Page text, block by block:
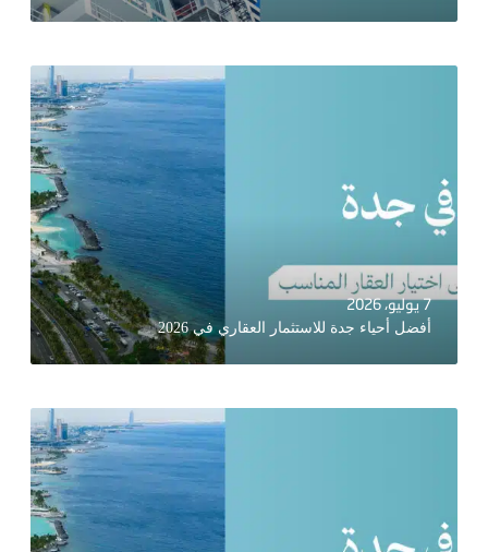
7 يوليو، 2026
أفضل أحياء جدة للاستثمار العقاري في 2026